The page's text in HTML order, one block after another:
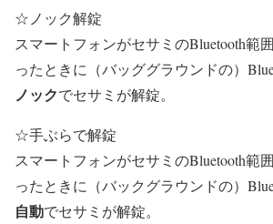
☆ノック解錠
スマートフォンがセサミのBluetooth範
ったときに（バッググラウンドの）
ノックでセサミが解錠。
☆手ぶらで解錠
スマートフォンがセサミのBluetooth範
ったときに（バックグラウンドの）
自動でセサミが解錠。